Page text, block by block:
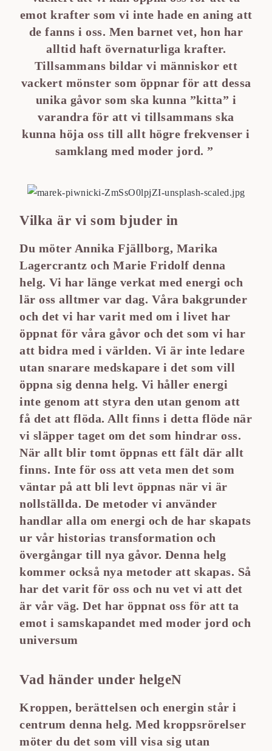
emot krafter som vi inte hade en aning att
de fanns i oss. Men barnet vet, hon har
alltid haft övernaturliga krafter.
Tillsammans bildar vi människor ett
vackert mönster som öppnar för att dessa
unika gåvor som ska kunna ”kitta” i
varandra för att vi tillsammans ska
kunna höja oss till allt högre frekvenser i
samklang med moder jord. ”
Vilka är vi som bjuder in
Du möter Annika Fjällborg, Marika
Lagercrantz och Marie Fridolf denna
helg. Vi har länge verkat med energi och
lär oss alltmer var dag. Våra bakgrunder
och det vi har varit med om i livet har
öppnat för våra gåvor och det som vi har
att bidra med i världen. Vi är inte ledare
utan snarare medskapare i det som vill
öppna sig denna helg. Vi håller energi
inte genom att styra den utan genom att
få det att flöda. Allt finns i detta flöde när
vi släpper taget om det som hindrar oss.
När allt blir tomt öppnas ett fält där allt
finns. Inte för oss att veta men det som
väntar på att bli levt öppnas när vi är
nollställda. De metoder vi använder
handlar alla om energi och de har skapats
ur vår historias transformation och
övergångar till nya gåvor. Denna helg
kommer också nya metoder att skapas. Så
har det varit för oss och nu vet vi att det
är vår väg. Det har öppnat oss för att ta
emot i samskapandet med moder jord och
universum
Vad händer under helgeN
Kroppen, berättelsen och energin står i
centrum denna helg. Med kroppsrörelser
möter du det som vill visa sig utan